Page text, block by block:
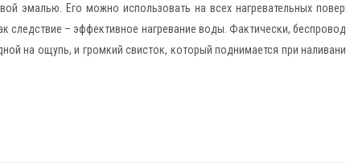
эмалью. Его можно использовать на всех нагревательных
– эффективное нагревание воды. Фактически,
на ощупь, и громкий свисток, который поднимается при